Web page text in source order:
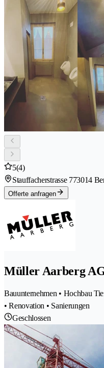
5(4)
Stauffacherstrasse 773014
Offerte anfragen
Müller Aarberg
Bauunternehmen • Hochbau
• Renovation • Sanierungen
Geschlossen